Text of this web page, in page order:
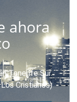
ahora
Tenerife Sur.
Cristianos)